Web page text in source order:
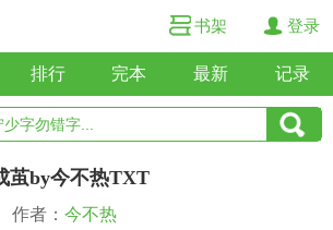
书架 登录
排行 完本 最新 记录
茧by今不热TXT
作者： 今不热